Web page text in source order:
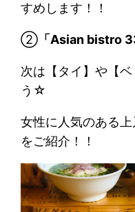
すめします！！
② 「Asian bistro
次は【タイ】や【
う☆
女性に人気のある
をご紹介！！